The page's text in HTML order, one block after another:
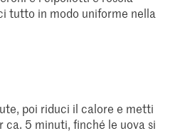
tutto in modo uniforme nella
poi riduci il calore e metti
ca. 5 minuti, finché le uova si